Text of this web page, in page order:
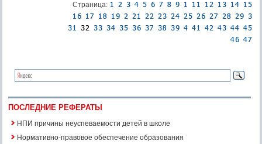
Страница:
ПОСЛЕДНИЕ РЕФЕРАТЫ
НПИ причины неуспеваемости детей в школе
Нормативно-правовое обеспечение образования